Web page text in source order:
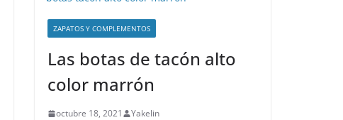
ZAPATOS Y COMPLEMENTOS
Las botas de tacón alto
color marrón
octubre 18, 2021 Yakelin